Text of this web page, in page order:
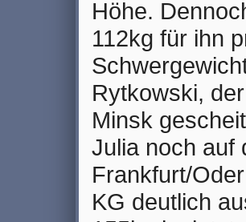
Höhe.
112kg für ihn
Rytkowski,
Minsk
Julia noch auf
Frankfurt/
KG deutlich